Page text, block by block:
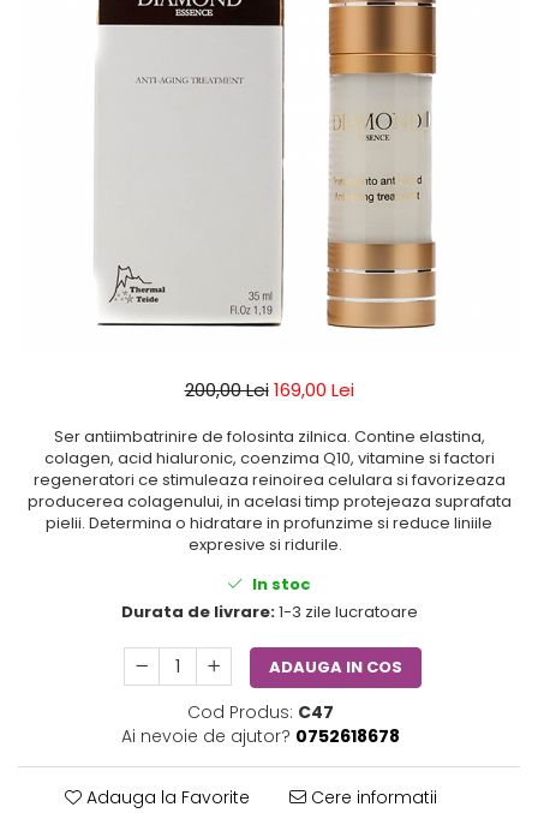
200,00 Lei 169,00 Lei
Ser antiimbatrinire de folosinta zilnica. Contine elastina,
colagen, acid hialuronic, coenzima Q10, vitamine si factori
regeneratori ce stimuleaza reinoirea celulara si favorizeaza
producerea colagenului, in acelasi timp protejeaza suprafata
pielii. Determina o hidratare in profunzime si reduce liniile
expresive si ridurile.
In stoc
Durata de livrare:1-3 zile lucratoare
ADAUGA IN COS
Cod Produs: C47
Ai nevoie de ajutor? 0752618678
Adauga la Favorite Cere informatii